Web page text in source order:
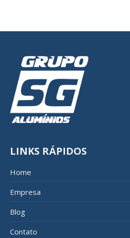
LINKS RÁPIDOS
Home
Empresa
Blog
Contato